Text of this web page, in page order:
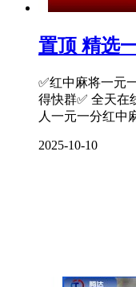
置顶 精选
✅红中麻将一元
得快群✅ 全天在
人一元一分红中
2025-10-10